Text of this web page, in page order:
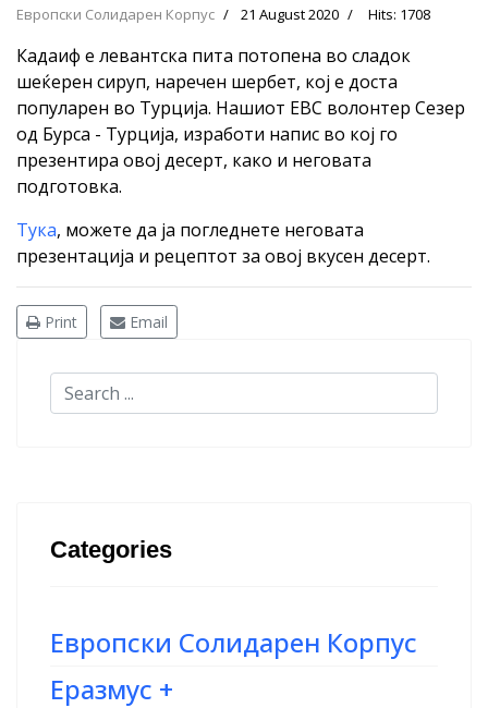
Европски Солидарен Корпус 21 August 2020 Hits: 1708
Кадаиф е левантска пита потопена во сладок
шеќерен сируп, наречен шербет, кој е доста
популарен во Турција. Нашиот ЕВС волонтер Сезер
од Бурса - Турција, изработи напис во кој го
презентира овој десерт, како и неговата
подготовка.
Тука, можете да ја погледнете неговата
презентација и рецептот за овој вкусен десерт.
Print Email
Categories
Европски Солидарен Корпус
Еразмус +